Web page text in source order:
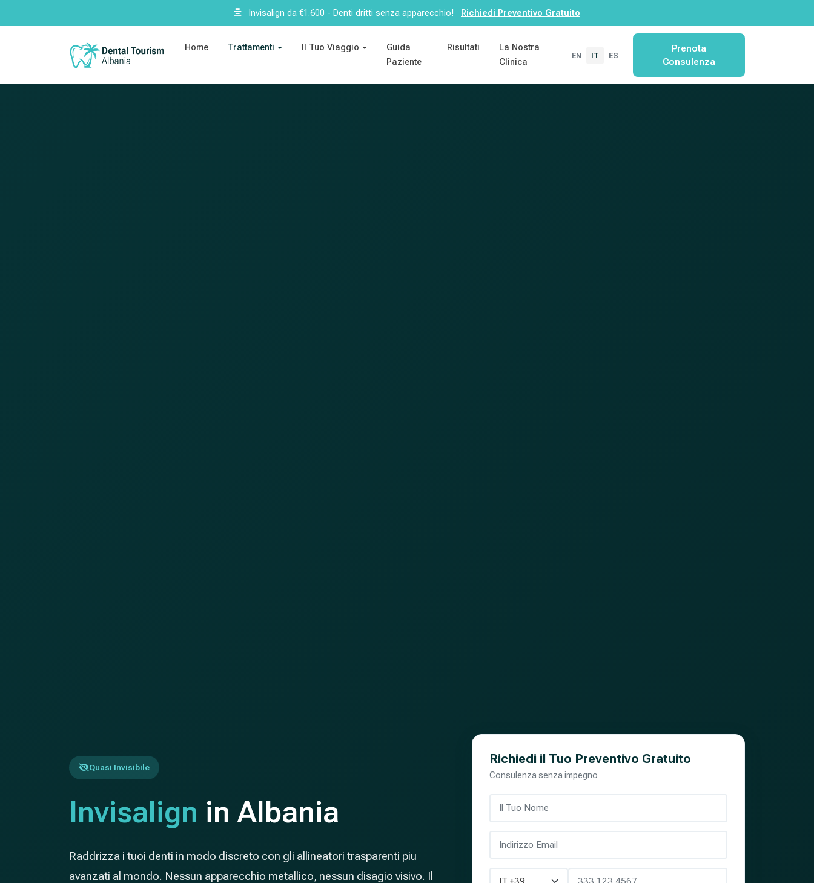
Invisalign da €1.600 - Denti dritti senza apparecchio! Richiedi Preventivo Gratuito
Home Trattamenti Il Tuo Viaggio
Guida
Paziente
Risultati
La Nostra
Clinica
EN IT ES
Prenota
Consulenza
Quasi Invisibile
Invisalign in Albania
Raddrizza i tuoi denti in modo discreto con gli allineatori trasparenti piu
avanzati al mondo. Nessun apparecchio metallico, nessun disagio visivo. Il
Richiedi il Tuo Preventivo Gratuito
Consulenza senza impegno